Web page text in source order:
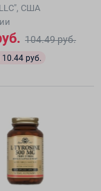
США
104.49 руб.
руб.